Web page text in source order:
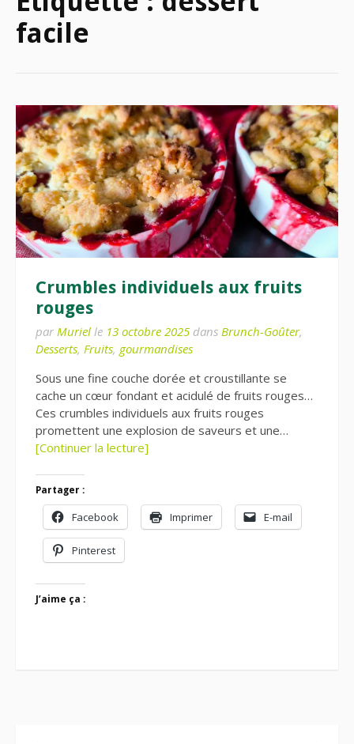
facile
Crumbles individuels aux fruits
rouges
par Muriel le 13 octobre 2025 dans Brunch-Goûter,
Desserts, Fruits, gourmandises
Sous une fine couche dorée et croustillante se
cache un cœur fondant et acidulé de fruits rouges…
Ces crumbles individuels aux fruits rouges
promettent une explosion de saveurs et une…
[Continuer la lecture]
Partager :
Facebook Imprimer E-mail
Pinterest
J’aime ça :